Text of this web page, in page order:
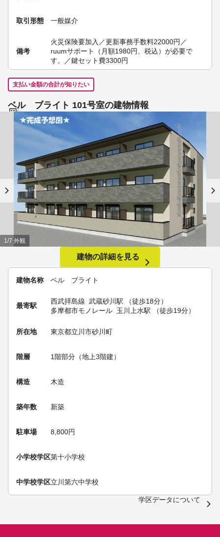
取引形態 一般媒介
備考
火災保険要加入／更新事務手数料22000円／
ruumサポート（月額1980円、税込）が必要で
す。／鍵セット費3300円
支払い金額の合計が知りたい
ベル ブライト 101号室の建物情報
建物名称 ベル ブライト
最寄駅
西武拝島線 武蔵砂川駅 （徒歩18分）
多摩都市モノレール 玉川上水駅 （徒歩19分）
所在地 東京都立川市砂川町
階層 1階部分（地上3階建）
構造 木造
築年数 新築
駐車場 8,800円
小学校学区第十小学校
中学校学区立川第六中学校
1/7 外観
建物の詳細を見る
学区データについて